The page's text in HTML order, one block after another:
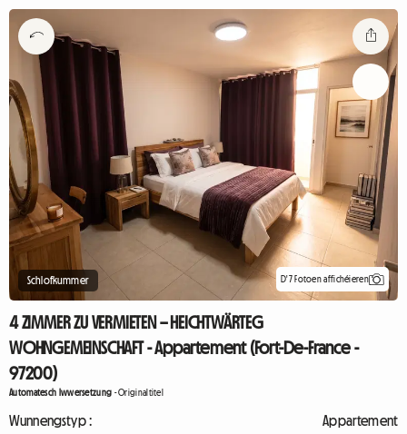
Schlofkummer D'7 Fotoen affichéieren
4 ZIMMER ZU VERMIETEN – HEICHTWÄRTEG
WOHNGEMEINSCHAFT - Appartement (Fort-De-France -
97200)
Automatesch Iwwersetzung -Originaltitel
Wunnengstyp :
Appartement